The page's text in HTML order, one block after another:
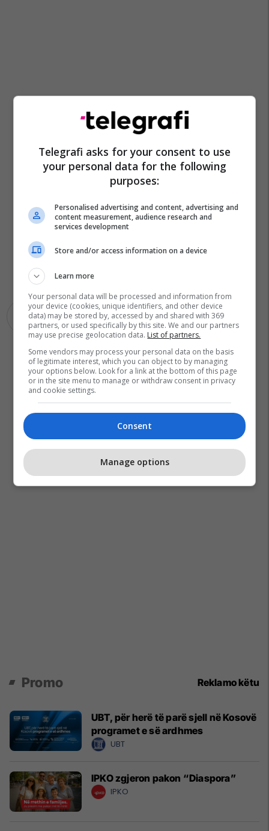
Autobusi
Promo Reklamo këtu
UBT, për herë të parë sjell në Kosovë
programet e së ardhmes
UBT
IPKO zgjeron pakon “Diaspora”
IPKO
Telegrafi asks for your consent to use
your personal data for the following
purposes:
Personalised advertising and content, advertising and
content measurement, audience research and
services development
Store and/or access information on a device
Learn more
Your personal data will be processed and information from
your device (cookies, unique identifiers, and other device
data) may be stored by, accessed by and shared with 369
partners, or used specifically by this site. We and our partners
may use precise geolocation data. List of partners.
Some vendors may process your personal data on the basis
of legitimate interest, which you can object to by managing
your options below. Look for a link at the bottom of this page
or in the site menu to manage or withdraw consent in privacy
and cookie settings.
Consent
Manage options